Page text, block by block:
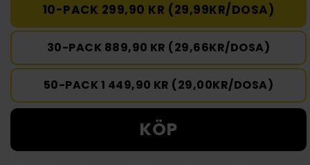
10-PACK 299,90 KR (29,99KR/DOSA)
30-PACK 889,90 KR (29,66KR/DOSA)
50-PACK 1 449,90 KR (29,00KR/DOSA)
KÖP